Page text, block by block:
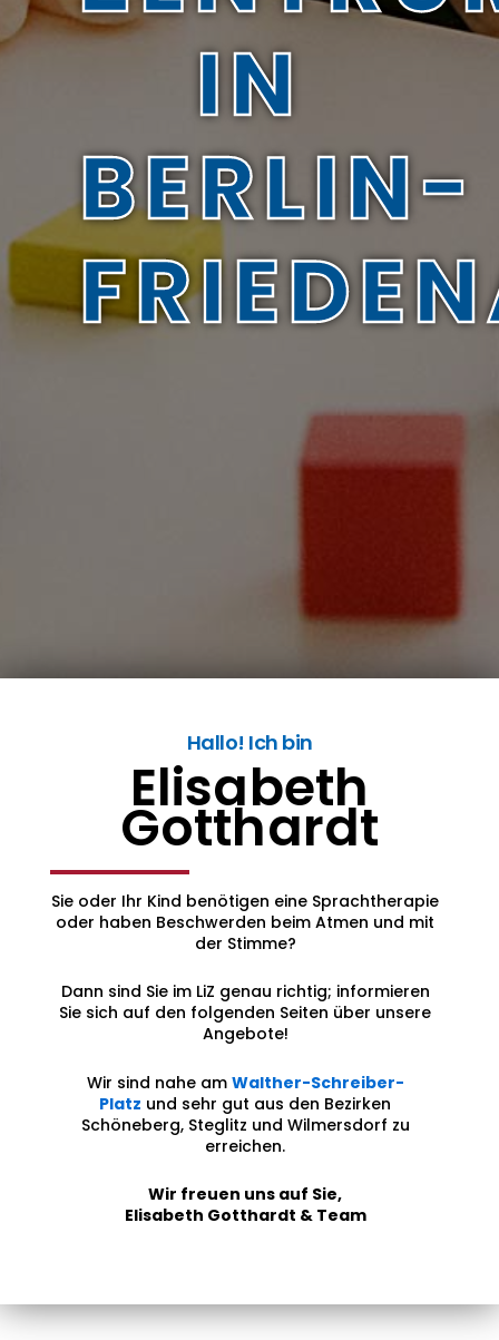
IN
BERLIN-
Hallo! Ich bin
Elisabeth
Gotthardt
Sie oder Ihr Kind benötigen eine Sprachtherapie
oder haben Beschwerden beim Atmen und mit
der Stimme?
Dann sind Sie im LiZ genau richtig; informieren
Sie sich auf den folgenden Seiten über unsere
Angebote!
Wir sind nahe am Walther-Schreiber-
Platz und sehr gut aus den Bezirken
Schöneberg, Steglitz und Wilmersdorf zu
erreichen.
Wir freuen uns auf Sie,
Elisabeth Gotthardt & Team